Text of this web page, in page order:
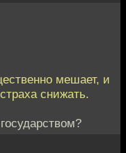
мешает, и
снижать.